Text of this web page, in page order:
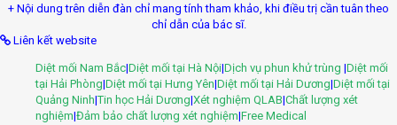
+ Nội dung trên diễn đàn chỉ mang tính tham khảo, khi điều trị cần tuân theo
chỉ dẫn của bác sĩ.
Liên kết website
Diệt mối Nam Bắc|Diệt mối tại Hà Nội|Dịch vụ phun khử trùng |Diệt mối
tại Hải Phòng|Diệt mối tại Hưng Yên|Diệt mối tại Hải Dương|Diệt mối tại
Quảng Ninh|Tin học Hải Dương|Xét nghiệm QLAB|Chất lượng xét
nghiệm|Đảm bảo chất lượng xét nghiệm|Free Medical